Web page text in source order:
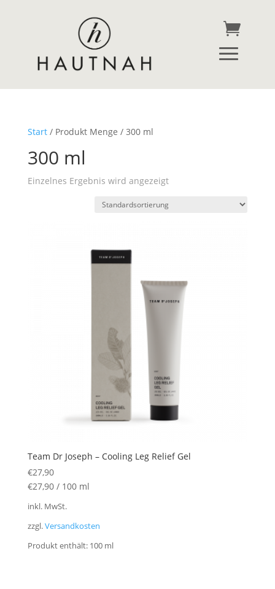
Start/ Produkt Menge / 300 ml
300 ml
Einzelnes Ergebnis wird angezeigt
Team Dr Joseph – Cooling Leg Relief Gel
€27,90
€27,90/ 100 ml
inkl. MwSt.
zzgl.Versandkosten
Produkt enthält: 100 ml